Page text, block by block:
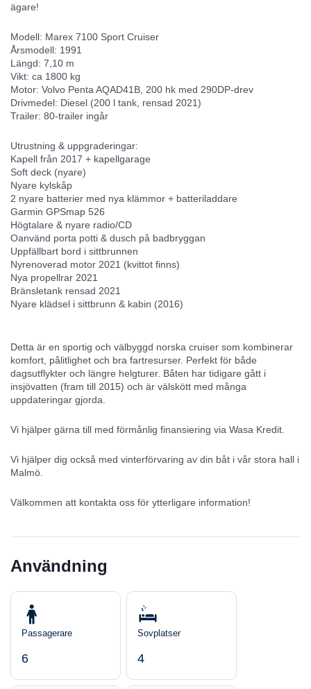
ägare!
Modell: Marex 7100 Sport Cruiser
Årsmodell: 1991
Längd: 7,10 m
Vikt: ca 1800 kg
Motor: Volvo Penta AQAD41B, 200 hk med 290DP-drev
Drivmedel: Diesel (200 l tank, rensad 2021)
Trailer: 80-trailer ingår
Utrustning & uppgraderingar:
Kapell från 2017 + kapellgarage
Soft deck (nyare)
Nyare kylskåp
2 nyare batterier med nya klämmor + batteriladdare
Garmin GPSmap 526
Högtalare & nyare radio/CD
Oanvänd porta potti & dusch på badbryggan
Uppfällbart bord i sittbrunnen
Nyrenoverad motor 2021 (kvittot finns)
Nya propellrar 2021
Bränsletank rensad 2021
Nyare klädsel i sittbrunn & kabin (2016)
Detta är en sportig och välbyggd norska cruiser som kombinerar
komfort, pålitlighet och bra fartresurser. Perfekt för både
dagsutflykter och längre helgturer. Båten har tidigare gått i
insjövatten (fram till 2015) och är välskött med många
uppdateringar gjorda.
Vi hjälper gärna till med förmånlig finansiering via Wasa Kredit.
Vi hjälper dig också med vinterförvaring av din båt i vår stora hall i
Malmö.
Välkommen att kontakta oss för ytterligare information!
Användning
Passagerare
6
Sovplatser
4